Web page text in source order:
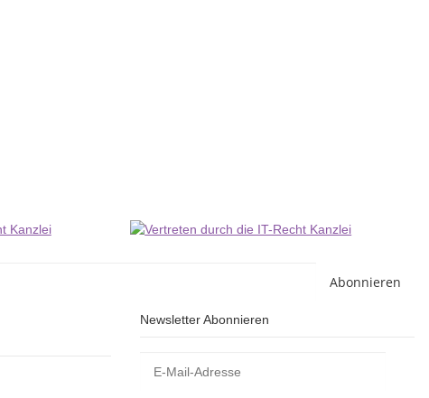
Abonnieren
Newsletter Abonnieren